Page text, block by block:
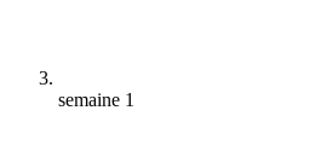
semaine 1